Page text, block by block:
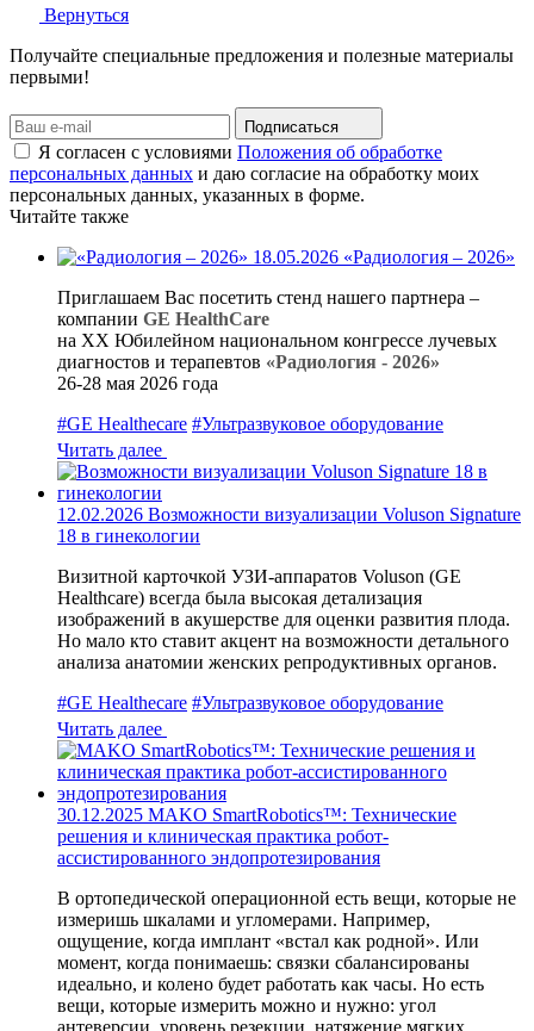
Вернуться
Получайте специальные предложения и полезные материалы
первыми!
Подписаться
Я согласен с условиями Положения об обработке
персональных данных и даю согласие на обработку моих
персональных данных, указанных в форме.
Читайте также
18.05.2026 «Радиология – 2026»
Приглашаем Вас посетить стенд нашего партнера –
компании GE HealthCare
на XX Юбилейном национальном конгрессе лучевых
диагностов и терапевтов «Радиология - 2026»
26-28 мая 2026 года
#GE Healthecare #Ультразвуковое оборудование
Читать далее
12.02.2026 Возможности визуализации Voluson Signature
18 в гинекологии
Визитной карточкой УЗИ‑аппаратов Voluson (GE
Healthcare) всегда была высокая детализация
изображений в акушерстве для оценки развития плода.
Но мало кто ставит акцент на возможности детального
анализа анатомии женских репродуктивных органов.
#GE Healthecare #Ультразвуковое оборудование
Читать далее
30.12.2025 MAKO SmartRobotics™: Технические
решения и клиническая практика робот-
ассистированного эндопротезирования
В ортопедической операционной есть вещи, которые не
измеришь шкалами и угломерами. Например,
ощущение, когда имплант «встал как родной». Или
момент, когда понимаешь: связки сбалансированы
идеально, и колено будет работать как часы. Но есть
вещи, которые измерить можно и нужно: угол
антеверсии, уровень резекции, натяжение мягких